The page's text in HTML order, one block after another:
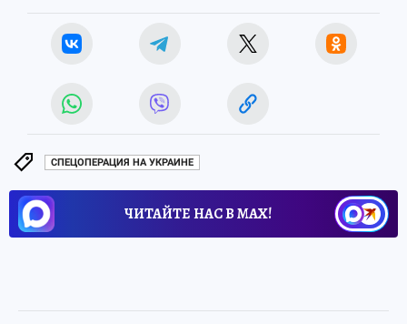
СПЕЦОПЕРАЦИЯ НА УКРАИНЕ
ЧИТАЙТЕ НАС В МАХ!